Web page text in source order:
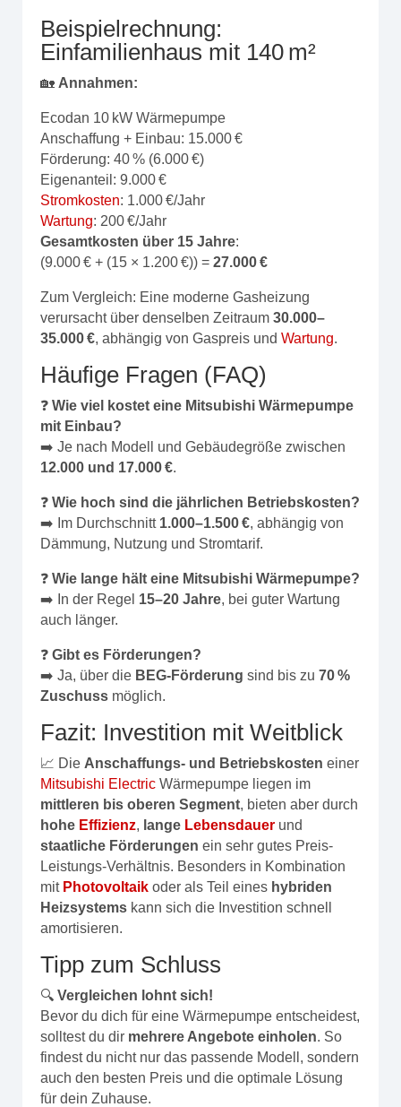
Beispielrechnung:
Einfamilienhaus mit 140 m²
🏡 Annahmen:
Ecodan 10 kW Wärmepumpe
Anschaffung + Einbau: 15.000 €
Förderung: 40 % (6.000 €)
Eigenanteil: 9.000 €
Stromkosten: 1.000 €/Jahr
Wartung: 200 €/Jahr
Gesamtkosten über 15 Jahre:
(9.000 € + (15 × 1.200 €)) = 27.000 €
Zum Vergleich: Eine moderne Gasheizung
verursacht über denselben Zeitraum 30.000–
35.000 €, abhängig von Gaspreis und Wartung.
Häufige Fragen (FAQ)
❓ Wie viel kostet eine Mitsubishi Wärmepumpe
mit Einbau?
➡️ Je nach Modell und Gebäudegröße zwischen
12.000 und 17.000 €.
❓ Wie hoch sind die jährlichen Betriebskosten?
➡️ Im Durchschnitt 1.000–1.500 €, abhängig von
Dämmung, Nutzung und Stromtarif.
❓ Wie lange hält eine Mitsubishi Wärmepumpe?
➡️ In der Regel 15–20 Jahre, bei guter Wartung
auch länger.
❓ Gibt es Förderungen?
➡️ Ja, über die BEG-Förderung sind bis zu 70 %
Zuschuss möglich.
Fazit: Investition mit Weitblick
📈 Die Anschaffungs- und Betriebskosten einer
Mitsubishi Electric Wärmepumpe liegen im
mittleren bis oberen Segment, bieten aber durch
hohe Effizienz, lange Lebensdauer und
staatliche Förderungen ein sehr gutes Preis-
Leistungs-Verhältnis. Besonders in Kombination
mit Photovoltaik oder als Teil eines hybriden
Heizsystems kann sich die Investition schnell
amortisieren.
Tipp zum Schluss
🔍 Vergleichen lohnt sich!
Bevor du dich für eine Wärmepumpe entscheidest,
solltest du dir mehrere Angebote einholen. So
findest du nicht nur das passende Modell, sondern
auch den besten Preis und die optimale Lösung
für dein Zuhause.